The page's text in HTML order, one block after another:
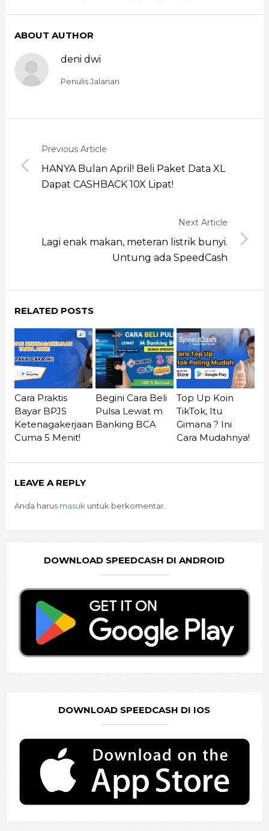
ABOUT AUTHOR
deni dwi
Penulis Jalanan
Previous Article
HANYA Bulan April! Beli Paket Data XL
Dapat CASHBACK 10X Lipat!
Next Article
Lagi enak makan, meteran listrik bunyi.
Untung ada SpeedCash
RELATED POSTS
Cara Praktis
Bayar BPJS
Ketenagakerjaan
Cuma 5 Menit!
Begini Cara Beli
Pulsa Lewat m
Banking BCA
Top Up Koin
TikTok, Itu
Gimana ? Ini
Cara Mudahnya!
LEAVE A REPLY
Anda harus masuk untuk berkomentar.
DOWNLOAD SPEEDCASH DI ANDROID
DOWNLOAD SPEEDCASH DI IOS